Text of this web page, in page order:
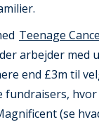
Teenage
arbejder med
end £3m til
fundraisers,
(se